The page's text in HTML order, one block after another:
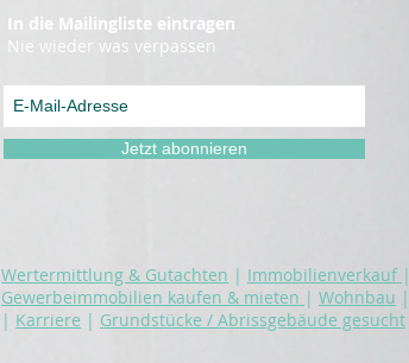
In die Mailingliste eintragen
Nie wieder was verpassen
Jetzt abonnieren
Wertermittlung & Gutachten | Immobilienverkauf |
Gewerbeimmobilien kaufen & mieten | Wohnbau |
| Karriere | Grundstücke / Abrissgebäude gesucht